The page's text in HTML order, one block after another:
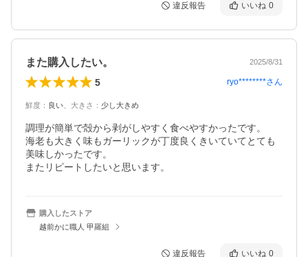
違反報告 いいね 0
また購入したい。 2025/8/31
5 ryo********さん
鮮度 ： 良い 大きさ ： 少し大きめ
調理が簡単で殻から剥がしやすく食べやすかったです。
海老も大きく味もガーリックが丁度良くきいていてとても
美味しかったです。
またリピートしたいと思います。
購入したストア
越前かに職人 甲羅組
違反報告 いいね 0